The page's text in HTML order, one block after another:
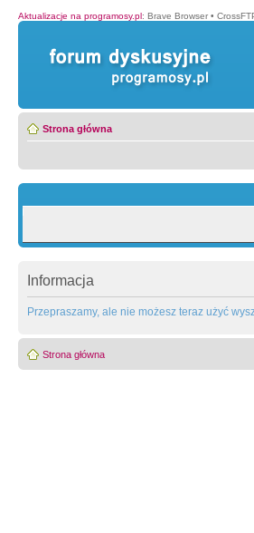
Aktualizacje na programosy.pl: Brave Browser •
Strona główna
Informacja
Przepraszamy, ale nie możesz teraz użyć
Strona główna